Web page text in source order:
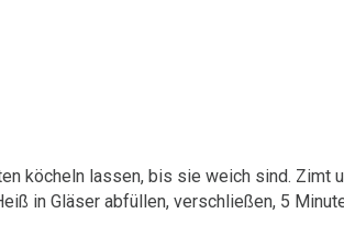
köcheln lassen, bis sie weich sind. Zimt
in Gläser abfüllen, verschließen, 5